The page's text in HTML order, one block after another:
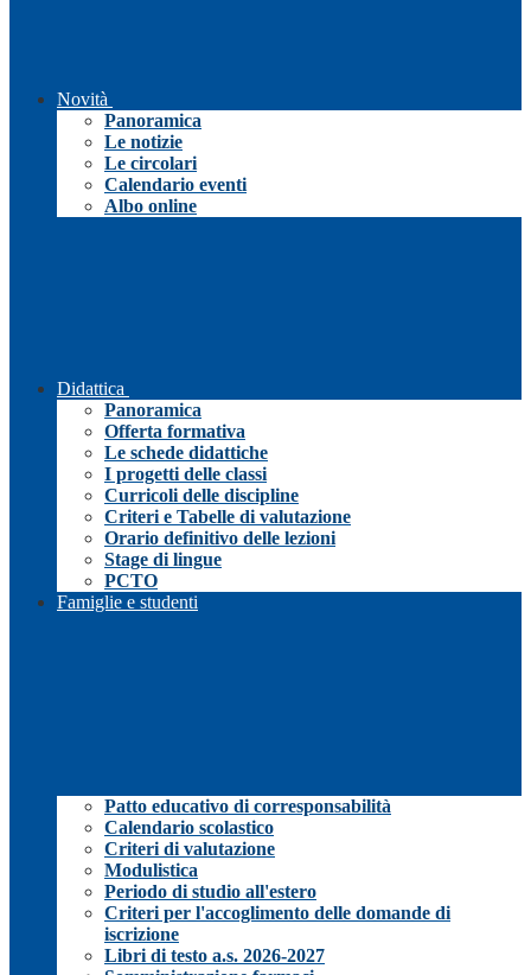
Novità
Panoramica
Le notizie
Le circolari
Calendario eventi
Albo online
Didattica
Panoramica
Offerta formativa
Le schede didattiche
I progetti delle classi
Curricoli delle discipline
Criteri e Tabelle di valutazione
Orario definitivo delle lezioni
Stage di lingue
PCTO
Famiglie e studenti
Patto educativo di corresponsabilità
Calendario scolastico
Criteri di valutazione
Modulistica
Periodo di studio all'estero
Criteri per l'accoglimento delle domande di
iscrizione
Libri di testo a.s. 2026-2027